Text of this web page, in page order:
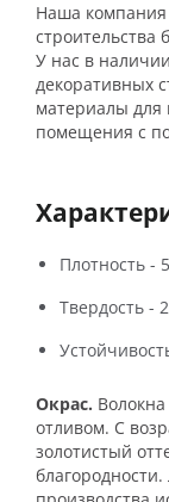
Наша компания
строительства
У нас в
декоративных
материалы для
помещения с
Плотность -
Твердость -
Окрас.
отливом. С
золотистый